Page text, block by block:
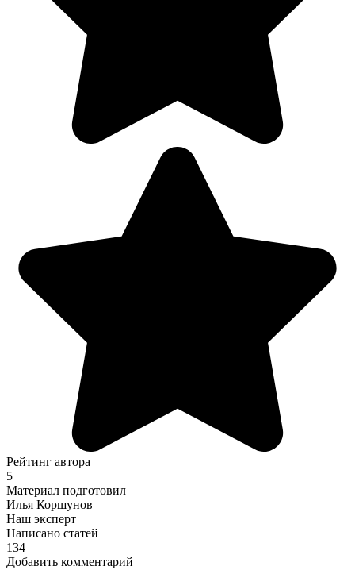
Рейтинг автора
5
Материал подготовил
Илья Коршунов
Наш эксперт
Написано статей
134
Добавить комментарий